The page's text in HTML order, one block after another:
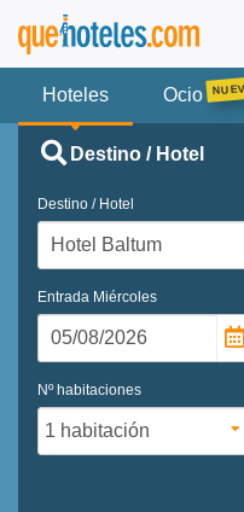
Hoteles Ocio
Destino / Hotel
Destino / Hotel
Entrada Miércoles
Nº habitaciones